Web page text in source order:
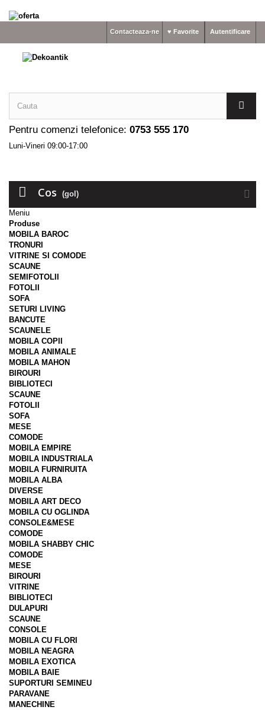
Autentificare
♥ Favorite
Contacteaza-ne
Pentru comenzi telefonice: 0753 555 170
Luni-Vineri 09:00-17:00
Cos (gol)
Meniu
Produse
MOBILA BAROC
TRONURI
VITRINE SI COMODE
SCAUNE
SEMIFOTOLII
FOTOLII
SOFA
SETURI LIVING
BANCUTE
SCAUNELE
MOBILA COPII
MOBILA ANIMALE
MOBILA MAHON
BIROURI
BIBLIOTECI
SCAUNE
FOTOLII
SOFA
MESE
COMODE
MOBILA EMPIRE
MOBILA INDUSTRIALA
MOBILA FURNIRUITA
MOBILA ALBA
DIVERSE
MOBILA ART DECO
MOBILA CU OGLINDA
CONSOLE&MESE
COMODE
MOBILA SHABBY CHIC
COMODE
MESE
BIROURI
VITRINE
BIBLIOTECI
DULAPURI
SCAUNE
CONSOLE
MOBILA CU FLORI
MOBILA NEAGRA
MOBILA EXOTICA
MOBILA BAIE
SUPORTURI SEMINEU
PARAVANE
MANECHINE